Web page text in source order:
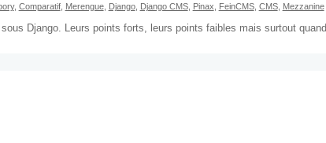
, Comparatif, Merengue, Django, Django CMS, Pinax FeinCMS, CMS, Mezzanine
Django. Leurs points forts, leurs points faibles mais surtout